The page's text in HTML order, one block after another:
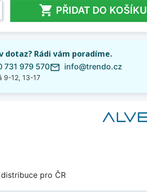
 PŘIDAT DO KOŠÍKU
dotaz? Rádi vám poradíme.
731 979 570
9-12, 13-17
mail_outline info@trendo.cz
pro ČR